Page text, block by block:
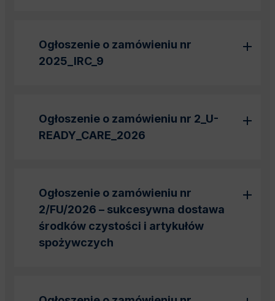
Ogłoszenie o zamówieniu nr
2025_IRC_9
Ogłoszenie o zamówieniu nr 2_U-
READY_CARE_2026
Ogłoszenie o zamówieniu nr
2/FU/2026 – sukcesywna dostawa
środków czystości i artykułów
spożywczych